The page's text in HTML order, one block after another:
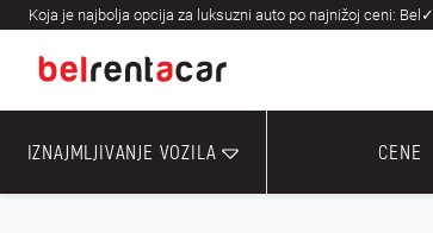
Koja je najbolja opcija za luksuzni auto po najnižoj ceni: Bel✓
IZNAJMLJIVANJE VOZILA CENE